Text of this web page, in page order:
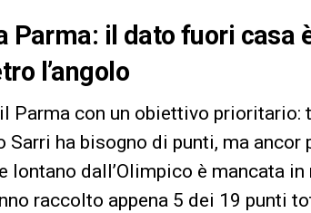
Parma: il dato fuori casa
l’angolo
Parma con un obiettivo prioritario:
ha bisogno di punti, ma ancor
dall’Olimpico è mancata in
raccolto appena 5 dei 19 punti